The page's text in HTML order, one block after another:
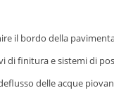
il bordo della
di finitura e sistemi di
delle acque